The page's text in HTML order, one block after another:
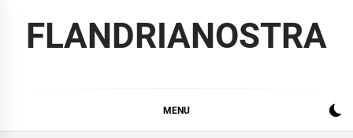
contentFLANDRIANOSTRA
MENU